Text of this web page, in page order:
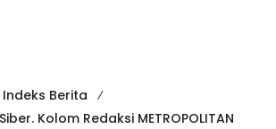
Indeks Berita
Kolom Redaksi METROPOLITAN